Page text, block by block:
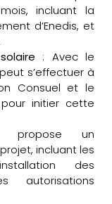
incluant la
d’Enedis, et
: Avec le
s’effectuer à
Consuel et le
initier cette
propose un
incluant les
des
autorisations